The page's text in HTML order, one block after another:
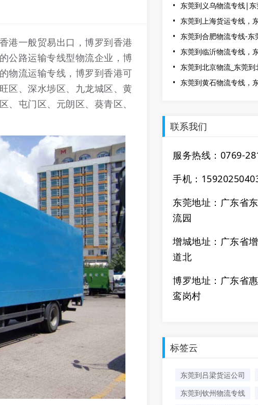
港一般贸易出口，博罗到香港
公路运输专线型物流企业，博
物流运输专线，博罗到香港可
区、深水埗区、九龙城区、黄
屯门区、元朗区、葵青区、
东莞到义乌物流专线|东莞至义乌物流公司|东
东莞到上海货运专线，东莞至上
东莞到合肥物流专线-东莞到合
东莞到临沂物流专线，东莞至临
东莞到北京物流_东莞到北京专线_
东莞到黄石物流专线，东莞到黄
联系我们
服务热线：0769-
手机：
东莞地址：广东省
流园
增城地址：广东省
道北
博罗地址： 广东省
鸾岗村
标签云
东莞到吕梁货运公司
东莞到钦州物流专线